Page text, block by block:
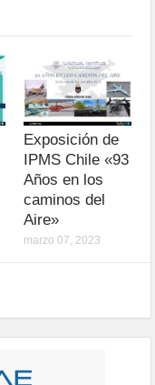
Exposición de
IPMS Chile «93
Años en los
caminos del
Aire»
marzo 07, 2023